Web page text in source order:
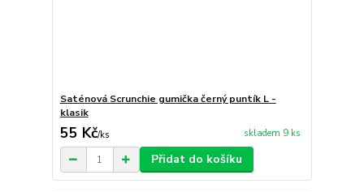
Saténová Scrunchie gumička černý puntík L -
klasik
55 Kč/ks skladem 9 ks
Přidat do košíku